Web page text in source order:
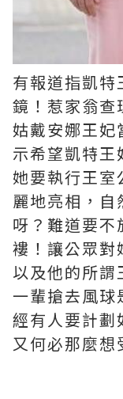
有報道指凱特
鏡！惹家翁查
姑戴安娜王妃
示希望凱特王
她要執行王室
麗地亮相，自
呀？難道要不
褸！讓公眾對
以及他的所謂
一輩搶去風球
經有人要計劃
又何必那麼想